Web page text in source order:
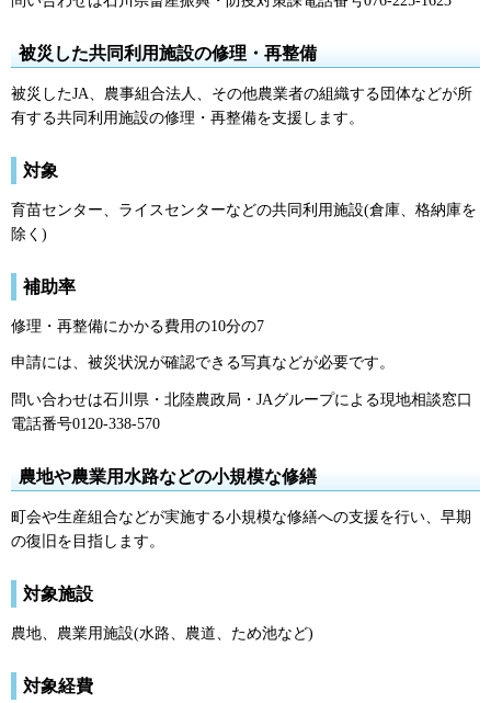
被災した共同利用施設の修理・再整備
被災したJA、農事組合法人、その他農業者の組織する団体などが所
有する共同利用施設の修理・再整備を支援します。
対象
育苗センター、ライスセンターなどの共同利用施設(倉庫、格納庫を
除く)
補助率
修理・再整備にかかる費用の10分の7
申請には、被災状況が確認できる写真などが必要です。
問い合わせは石川県・北陸農政局・JAグループによる現地相談窓口
電話番号0120-338-570
農地や農業用水路などの小規模な修繕
町会や生産組合などが実施する小規模な修繕への支援を行い、早期
の復旧を目指します。
対象施設
農地、農業用施設(水路、農道、ため池など)
対象経費